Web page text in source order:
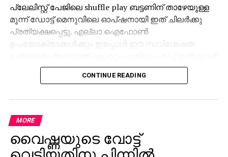
പ്ലേലിസ്റ്റ് പേജിലെ shuffle play ബട്ടണിന് താഴേയുള്ള
മൂന്ന് ഡോട്ട് മെനുവിലെ ഓപ്ഷനായി ഇത് ചിലര്‍ക്കു
പ്രത്യക്ഷപ്പെട്ടു. എല്ലാ ഐഫോണ്‍
ഉപയോക്താക്കള്‍ക്കും ഇപ്പോള്‍ ഈ സവിശേഷത
ചെയ്താലും ചില അക്കൗണ്ടുകള്‍ക്കാണ്
ആദ്യഘട്ടത്തില്‍ ആക്‌സസ്. പാട്ടുകളുടെ പേരുവഴി
ഉപയോക്താക്കള്‍ക്കു മാത്രമാണ് ലഭിക്കുന്നത്.
ആന്‍ഡ്രോയിഡ് പതിപ്പില്‍ ഇതുവരെ ഈ ഫീച്ചര്‍
എത്തിയിട്ടില്ല. ഫീച്ചറിന്റെ വ്യാപകമായ റോള്ഔട്ടിനും
CONTINUE READING
MORE
വൈഷ്ണയുടെ വോട്ട്